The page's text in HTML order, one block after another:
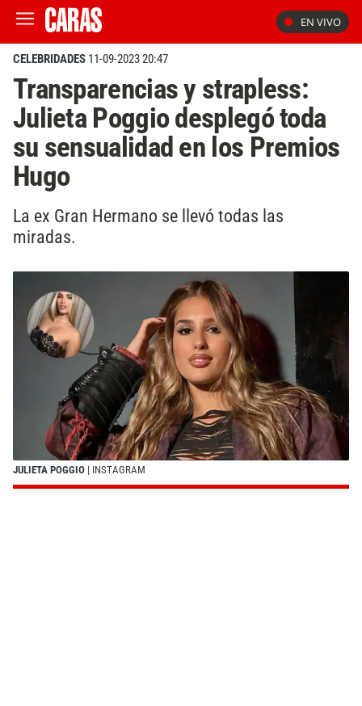
EN VIVO
CELEBRIDADES 11-09-2023 20:47
Transparencias y strapless:
Julieta Poggio desplegó toda
su sensualidad en los Premios
Hugo
La ex Gran Hermano se llevó todas las
miradas.
JULIETA POGGIO | INSTAGRAM